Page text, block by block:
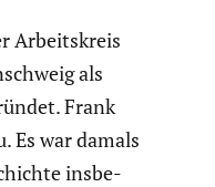
Arbeits­kreis
als
Frank
Es war damals
insbe­